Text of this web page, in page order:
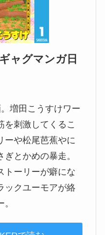
ャグマンガ日
増田こうすけワー
を刺激してくるこ
ーや松尾芭蕉やに
とかめの暴走。
トーリーが癖にな
ックユーモアが絡